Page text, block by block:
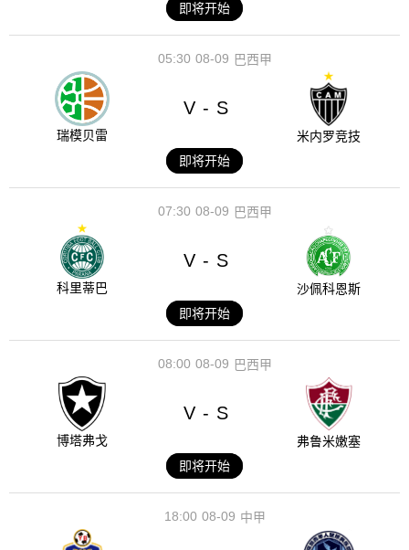
即将开始
08-09
05:30 巴西甲
瑞模贝雷
V - S
米内罗竞技
即将开始
08-09
07:30 巴西甲
科里蒂巴
V - S
沙佩科恩斯
即将开始
08-09
08:00 巴西甲
博塔弗戈
V - S
弗鲁米嫩塞
即将开始
08-09
18:00 中甲